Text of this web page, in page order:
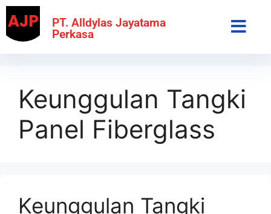
PT. Alldylas Jayatama
Perkasa
Keunggulan Tangki
Panel Fiberglass
Keunggulan Tangki